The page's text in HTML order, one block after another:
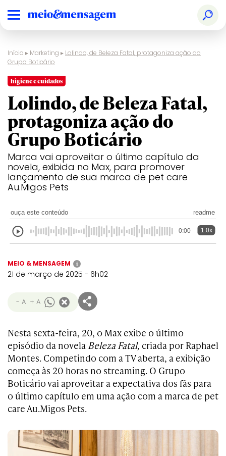
Início ▸ Marketing ▸ Lolindo, de Beleza Fatal, protagoniza ação do
Grupo Boticário
higiene e cuidados
Lolindo, de Beleza Fatal,
protagoniza ação do
Grupo Boticário
Marca vai aproveitar o último capítulo da
novela, exibida no Max, para promover
lançamento de sua marca de pet care
Au.Migos Pets
ouça este conteúdo readme
0:00 1.0x
MEIO & MENSAGEM i
21 de março de 2025 - 6h02
- A + A
Nesta sexta-feira, 20, o Max exibe o último
episódio da novela Beleza Fatal, criada por Raphael
Montes. Competindo com a TV aberta, a exibição
começa às 20 horas no streaming. O Grupo
Boticário vai aproveitar a expectativa dos fãs para
o último capítulo em uma ação com a marca de pet
care Au.Migos Pets.